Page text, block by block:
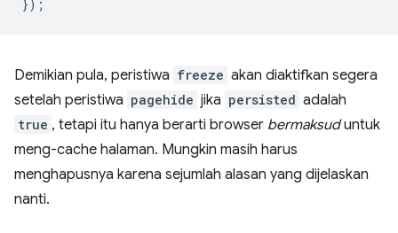
});
Demikian pula, peristiwa freeze akan diaktifkan segera
setelah peristiwa pagehide jika persisted adalah
true , tetapi itu hanya berarti browser bermaksuduntuk
meng-cache halaman. Mungkin masih harus
menghapusnya karena sejumlah alasan yang dijelaskan
nanti.